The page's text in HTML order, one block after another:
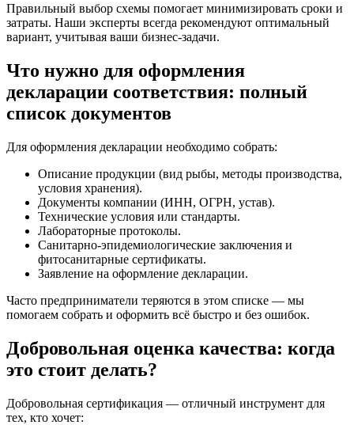
Правильный выбор схемы помогает минимизировать сроки и
затраты. Наши эксперты всегда рекомендуют оптимальный
вариант, учитывая ваши бизнес-задачи.
Что нужно для оформления
декларации соответствия: полный
список документов
Для оформления декларации необходимо собрать:
Описание продукции (вид рыбы, методы производства,
условия хранения).
Документы компании (ИНН, ОГРН, устав).
Технические условия или стандарты.
Лабораторные протоколы.
Санитарно-эпидемиологические заключения и
фитосанитарные сертификаты.
Заявление на оформление декларации.
Часто предприниматели теряются в этом списке — мы
помогаем собрать и оформить всё быстро и без ошибок.
Добровольная оценка качества: когда
это стоит делать?
Добровольная сертификация — отличный инструмент для
тех, кто хочет: